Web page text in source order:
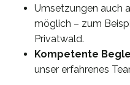
Umsetzungen auch
möglich – zum
Privatwald.
Kompetente
unser erfahrenes